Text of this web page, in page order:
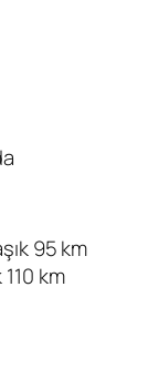
95 km
km